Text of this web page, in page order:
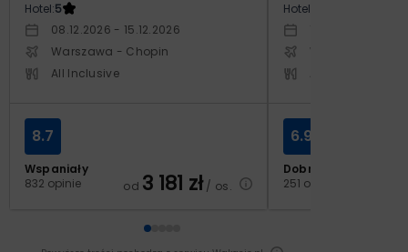
Hotel:5
08.12.2026 - 15.12.2026
Warszawa - Chopin
All Inclusive
Wspaniały
832 opinie
8.7
od 3 181 zł/ os.
Hotel:
Warszawa -
Dobry
251 opinii
6.9